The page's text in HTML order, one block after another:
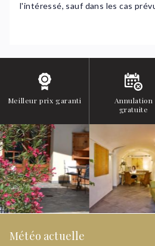
l'intéressé, sauf dans les cas
Meilleur prix garanti
Annulation
gratuite
Météo actuelle